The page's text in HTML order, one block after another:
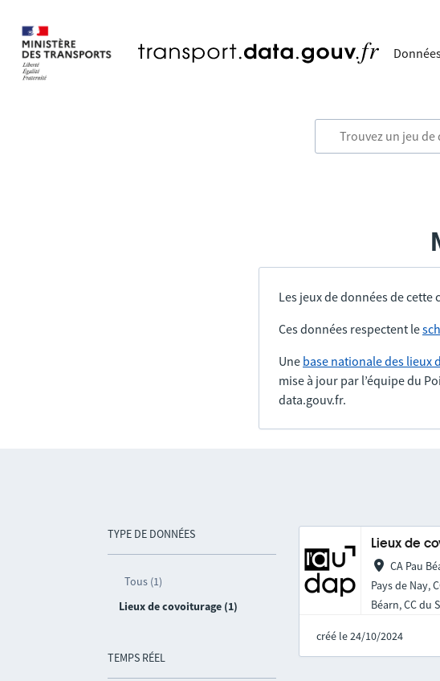
Les jeux de données de
Ces données respectent le
Une base nationale des lieux
mise à jour par l’équipe du
data.gouv.fr.
TYPE DE DONNÉES
Tous (1)
Lieux de covoiturage (1)
TEMPS RÉEL
Lieux de
CA Pau
Pays de Nay,
Béarn, CC du
créé le 24/10/2024